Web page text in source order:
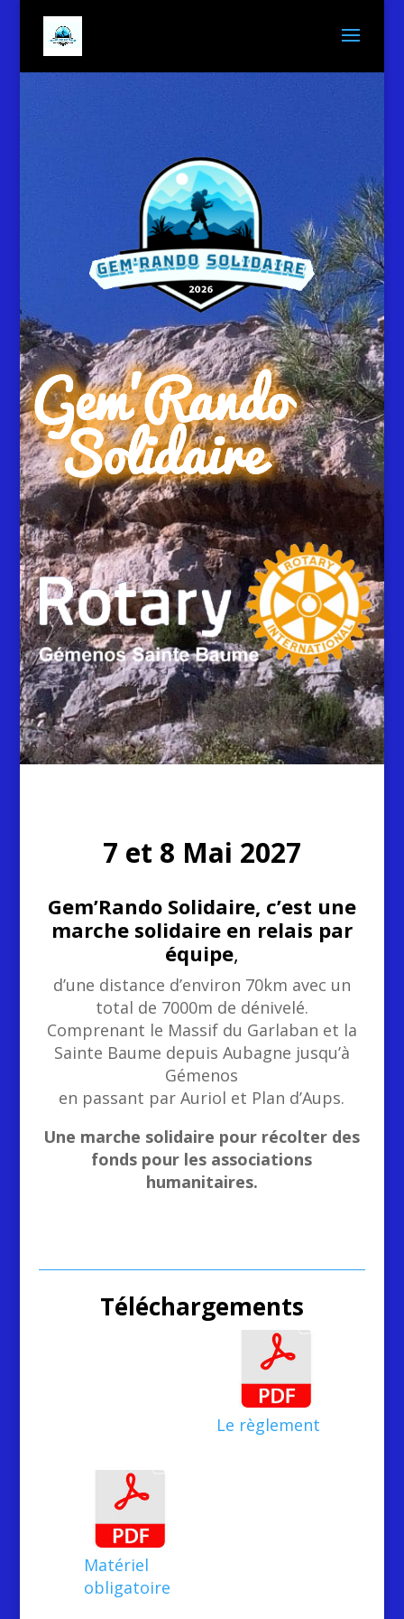
7 et 8 Mai 2027
Gem’Rando Solidaire, c’est une
marche solidaire en relais par
équipe,
d’une distance d’environ 70km avec un
total de 7000m de dénivelé.
Comprenant le Massif du Garlaban et la
Sainte Baume depuis Aubagne jusqu’à
Gémenos
en passant par Auriol et Plan d’Aups.
Une marche solidaire pour récolter des
fonds pour les associations
humanitaires.
Téléchargements
Le règlement
Matériel
obligatoire